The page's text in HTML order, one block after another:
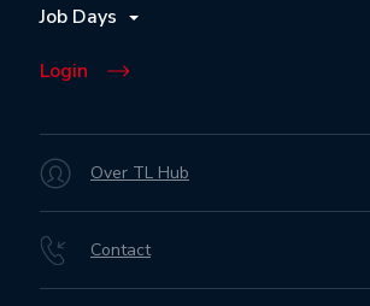
Job Days
Login
Over TL Hub
Contact